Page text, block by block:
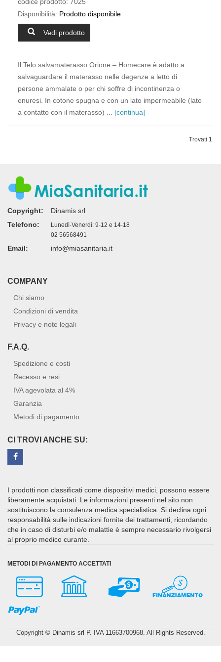
Disponibilità: Prodotto disponibile
Vedi prodotto
Il Telo salvamaterasso Orione – Homecare è adatto a
salvaguardare il materasso nelle degenze a letto di
persone ammalate o per chi soffre di incontinenza o
enuresi. In cotone spugna e con un lato impermeabile (lato
a contatto con il materasso) ... [continua]
Trovati 1
Copyright:
Dinamis srl
Telefono:
Lunedì-Venerdì: 9-12 e 14-18
02 56568491
Email: info@miasanitaria.it
COMPANY
Chi siamo
Condizioni di vendita
Privacy e note legali
F.A.Q.
Spedizione e costi
Recesso e resi
IVA agevolata al 4%
Garanzia
Metodi di pagamento
CI TROVI ANCHE SU:
I prodotti non classificati come dispositivi medici, possono essere
liberamente acquistati. Le informazioni presenti nel sito non
sostituiscono la consulenza medica specialistica. Si declina ogni
responsabilità sulle indicazioni fornite dei trattamenti, ricordando
che in caso di disturbi e/o malattie è sempre necessario rivolgersi
al proprio medico curante.
METODI DI PAGAMENTO ACCETTATI
Copyright © Dinamis srl P. IVA 11663700968. All Rights Reserved.